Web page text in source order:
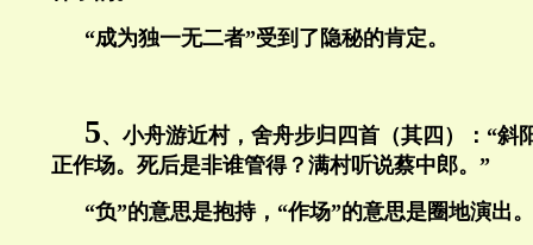
“成为独一无二者”受到了隐秘的肯定。
5、小舟游近村，舍舟步归四首（其四）：“斜
正作场。死后是非谁管得？满村听说蔡中郎。”
“负”的意思是抱持，“作场”的意思是圈地演出。